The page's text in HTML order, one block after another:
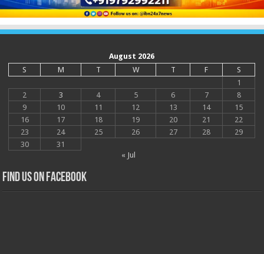
August 2026
S
M T W T F
S
1
2
3 4 5 6 7
8
9
10 11 12 13 14
15
16
17 18 19 20 21
22
23
24 25 26 27 28
29
30
31
« Jul
Find us on Facebook